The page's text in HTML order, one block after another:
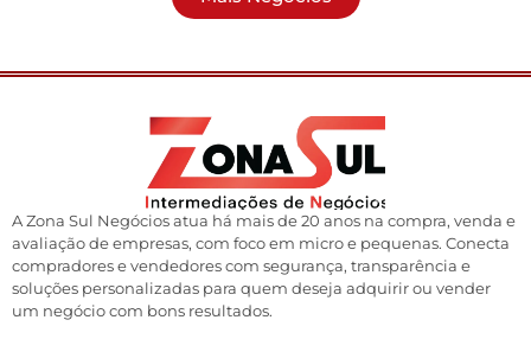
A Zona Sul Negócios atua há mais de 20 anos na compra, venda e
avaliação de empresas, com foco em micro e pequenas. Conecta
compradores e vendedores com segurança, transparência e
soluções personalizadas para quem deseja adquirir ou vender
um negócio com bons resultados.